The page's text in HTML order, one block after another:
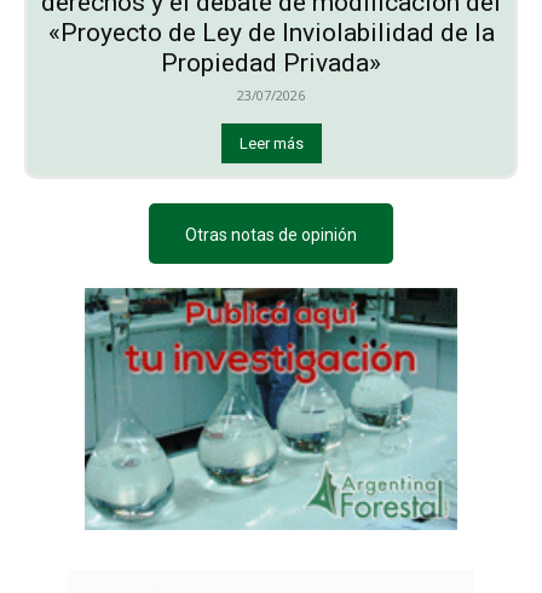
«Proyecto de Ley de Inviolabilidad de la
Propiedad Privada»
23/07/2026
Leer más
Otras notas de opinión